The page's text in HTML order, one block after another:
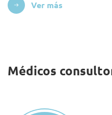
Ver más
Médicos